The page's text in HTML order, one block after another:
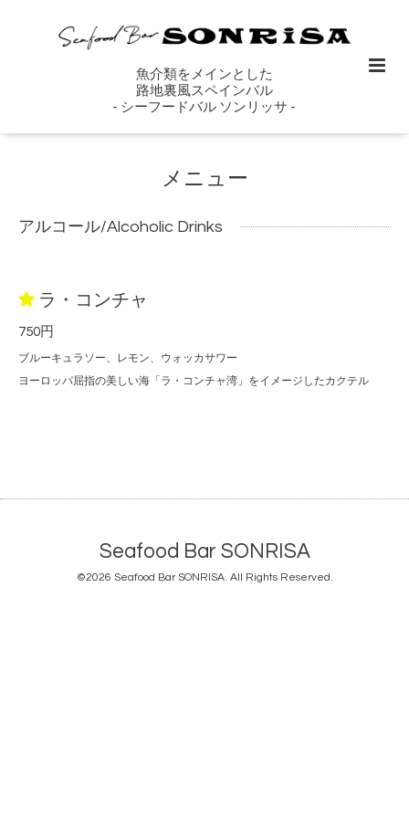
魚介類をメインとした
路地裏風スペインバル
- シーフードバル ソンリッサ -
メニュー
アルコール/Alcoholic Drinks
ラ・コンチャ
750円
ブルーキュラソー、レモン、ウォッカサワー
ヨーロッパ屈指の美しい海「ラ・コンチャ湾」をイメージしたカクテル
Seafood Bar SONRISA
©2026 Seafood Bar SONRISA. All Rights Reserved.